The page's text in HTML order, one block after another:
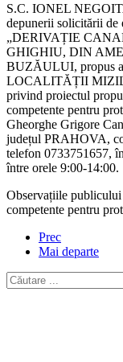
S.C. IONEL
depunerii solicitării de
„DERIVAȚIE
GHIGHIU, DIN
BUZĂULUI, propus
LOCALITĂȚII
privind proiectul
competente pentru
Gheorghe Grigore
județul PRAHOVA,
telefon 0733751657,
între orele 9:00-14:00.
Observațiile
competente pentru
Prec
Mai departe